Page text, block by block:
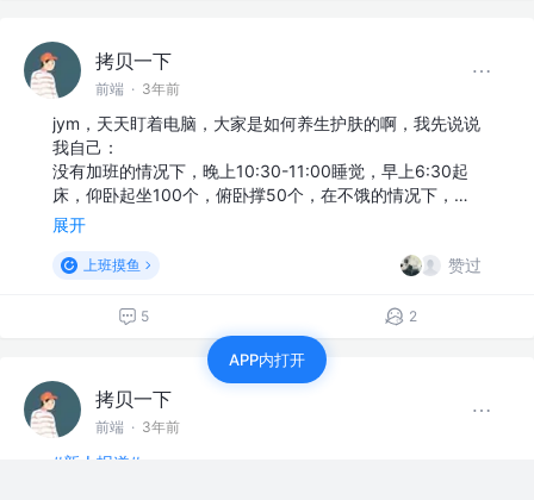
拷贝一下
前端 · 3年前
jym，天天盯着电脑，大家是如何养生护肤的啊，我先说说
我自己：
没有加班的情况下，晚上10:30-11:00睡觉，早上6:30起
床，仰卧起坐100个，俯卧撑50个，在不饿的情况下，…
展开
上班摸鱼 赞过
5 2
拷贝一下
前端 · 3年前
#新人报道#
APP内打开